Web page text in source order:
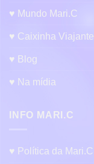
♥ Mundo Mari.C
♥ Caixinha Viajante
♥ Blog
♥ Na mídia
INFO MARI.C
♥ Política da Mari.C